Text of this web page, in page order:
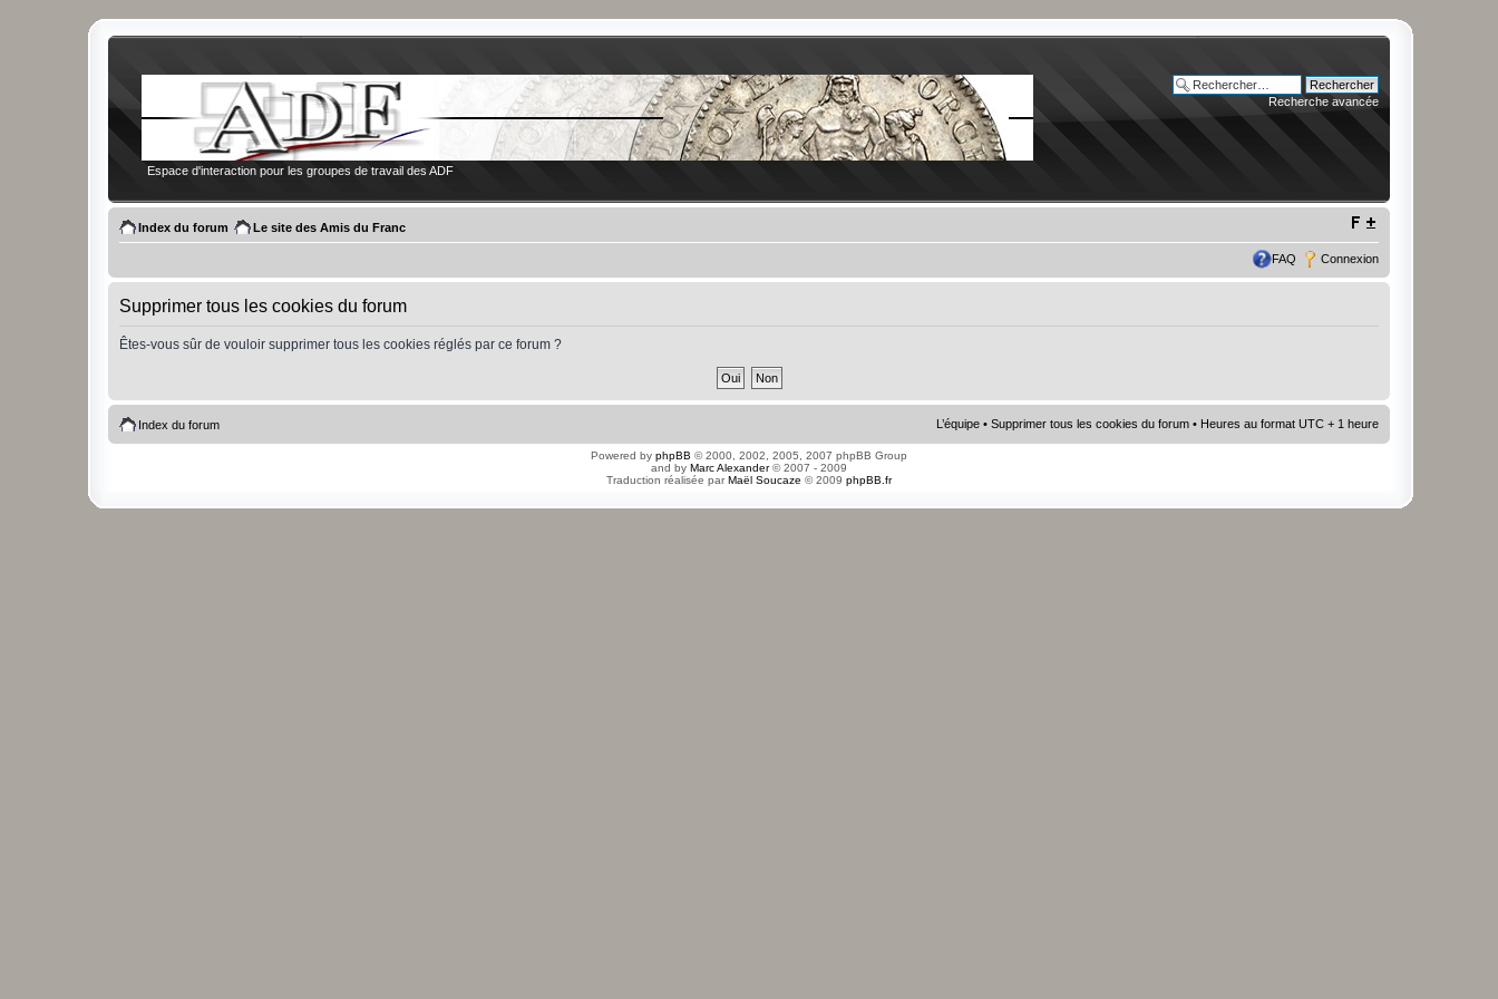
Espace d'interaction pour les groupes de travail des ADF
Recherche avancée
Index du forum Le site des Amis du Franc
FAQ Connexion
Supprimer tous les cookies du forum
Êtes-vous sûr de vouloir supprimer tous les cookies réglés par ce forum ?
Index du forum L’équipe • Supprimer tous les cookies du forum • Heures au format UTC + 1 heure
Powered by phpBB © 2000, 2002, 2005, 2007 phpBB Group
and by Marc Alexander© 2007 - 2009
Traduction réalisée parMaël Soucaze © 2009 phpBB.fr